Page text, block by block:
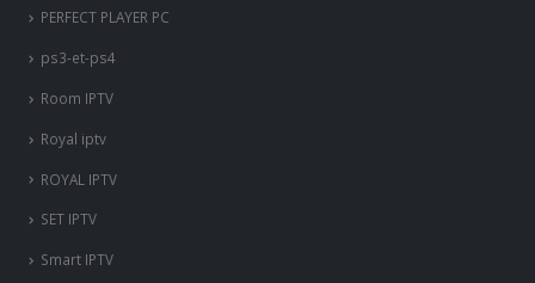
PERFECT PLAYER PC
ps3-et-ps4
Room IPTV
Royal iptv
ROYAL IPTV
SET IPTV
Smart IPTV